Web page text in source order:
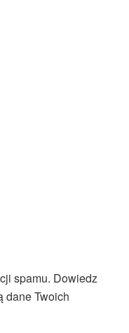
spamu. Dowiedz
dane Twoich